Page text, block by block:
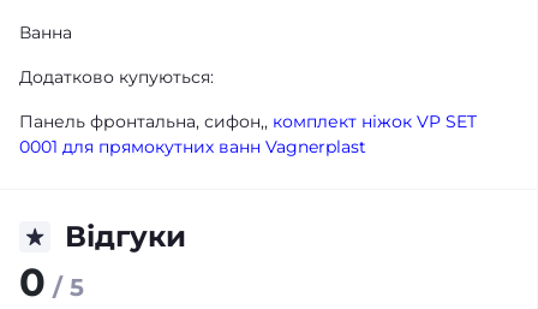
Ванна
Додатково купуються:
Панель фронтальна, сифон,, комплект ніжок VP SET
0001 для прямокутних ванн Vagnerplast
Відгуки
0 / 5